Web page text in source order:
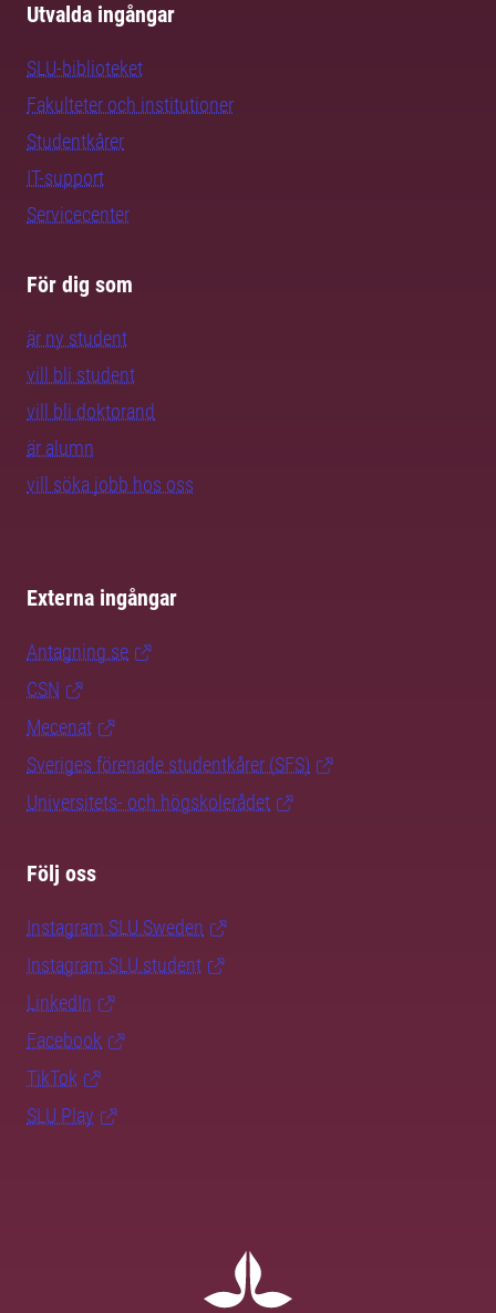
Utvalda ingångar
SLU-biblioteket
Fakulteter och institutioner
Studentkårer
IT-support
Servicecenter
För dig som
är ny student
vill bli student
vill bli doktorand
är alumn
vill söka jobb hos oss
Externa ingångar
Antagning.se
CSN
Mecenat
Sveriges förenade studentkårer (SFS)
Universitets- och högskolerådet
Följ oss
Instagram SLU.Sweden
Instagram SLU.student
LinkedIn
Facebook
TikTok
SLU Play